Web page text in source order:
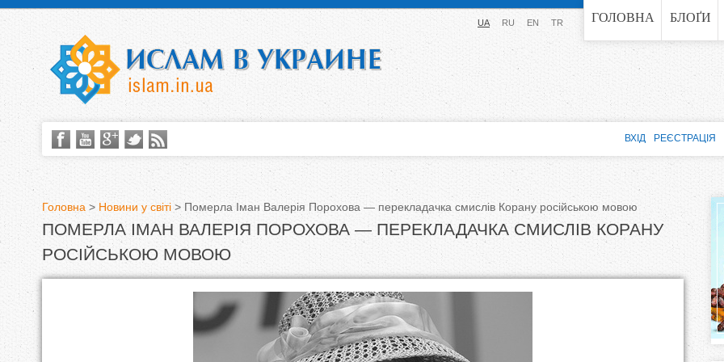
Jump to navigation ГОЛОВНА БЛОҐИ
UA RU EN TR
В
и
Головна > Новини у світі > Померла Іман Валерія Порохова — перекладачка смислів Корану російською мовою
ПОМЕРЛА ІМАН ВАЛЕРІЯ ПОРОХОВА — ПЕРЕКЛАДАЧКА СМИСЛІВ КОРАНУ
РОСІЙСЬКОЮ МОВОЮ
ВХІД РЕЄСТРАЦІЯ